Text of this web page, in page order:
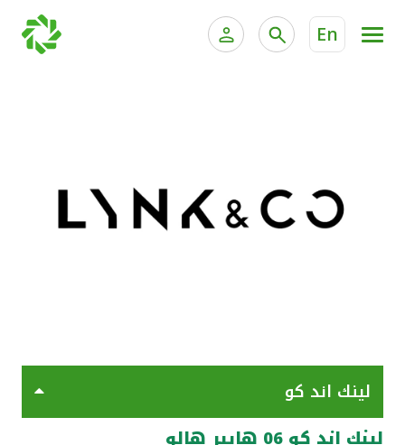
En
خدمة "بيتك" للتداول الإلكتروني
القوارب
اتصل بنا
لينك اند كو
لينك اند كو 06 هايبر هالو